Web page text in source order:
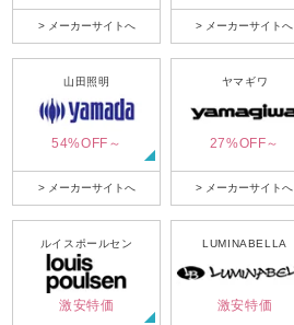
> メーカーサイトへ > メーカーサイトへ
山田照明
54%OFF～
> メーカーサイトへ
ヤマギワ
27%OFF～
> メーカーサイトへ
ルイスポールセン
激安特価
LUMINABELLA
激安特価